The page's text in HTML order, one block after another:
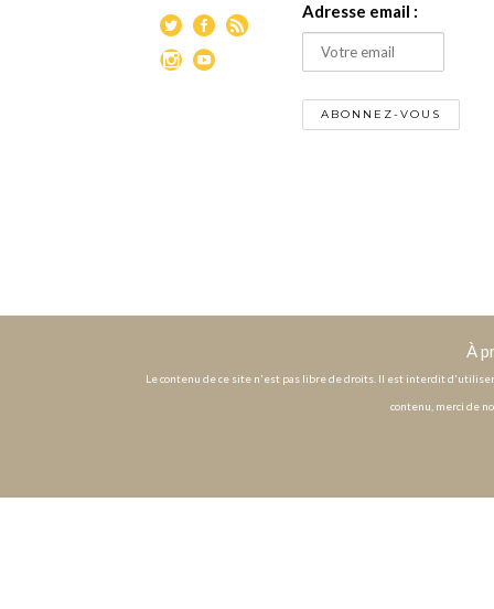
Adresse email :
À
Le contenu de ce site n'est pas libre de droits. Il est interdit
contenu, merci de